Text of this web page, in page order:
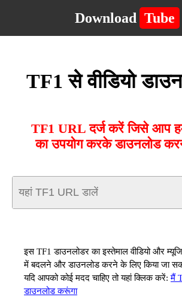
Download Tube
TF1 से वीडियो
TF1 URL दर्ज करें जिसे आप
का उपयोग करके डाउनलोड
इस TF1 डाउनलोडर का इस्तेमाल वीडियो और
में बदलने और डाउनलोड करने के लिए किया जा
यदि आपको कोई मदद चाहिए तो यहां क्लिक करें:मैं
डाउनलोड करूंगा